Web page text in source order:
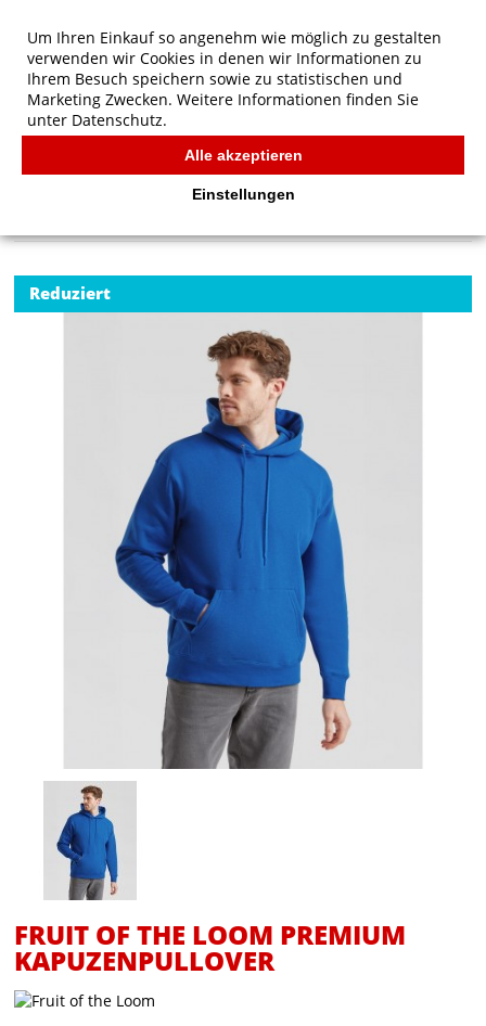
Fruit of the Loom Premium Kapuzenpullover
FRUIT OF THE LOOM
Reduziert
FRUIT OF THE LOOM PREMIUM
KAPUZENPULLOVER
Um Ihren Einkauf so angenehm wie möglich zu gestalten
verwenden wir Cookies in denen wir Informationen zu
Ihrem Besuch speichern sowie zu statistischen und
Marketing Zwecken. Weitere Informationen finden Sie
unter Datenschutz.
Alle akzeptieren
Einstellungen